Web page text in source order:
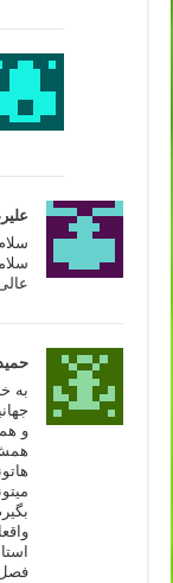
به
و
فصل